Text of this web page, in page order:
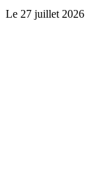
Le 27 juillet 2026